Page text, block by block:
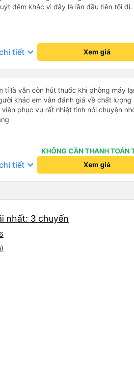
đêm khác vì đây là lần đầu tiên tôi đi.
lòng.
tiết keyboard_arrow_down Xem giá
tí là vẫn còn hút thuốc khi phòng máy
về chất lượng nhà xe
phục vụ rất nhiệt tình nói chuyện
KHÔNG CẦN THANH TOÁN
tiết keyboard_arrow_down Xem giá
nhất: 3 chuyến